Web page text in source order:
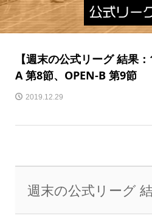
【週末の公式リーグ 結果
A 第8節、OPEN-B 第9節
2019.12.29
週末の公式リーグ